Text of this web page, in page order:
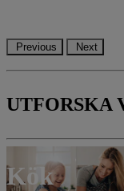
Previous Next
UTFORSKA
Kök